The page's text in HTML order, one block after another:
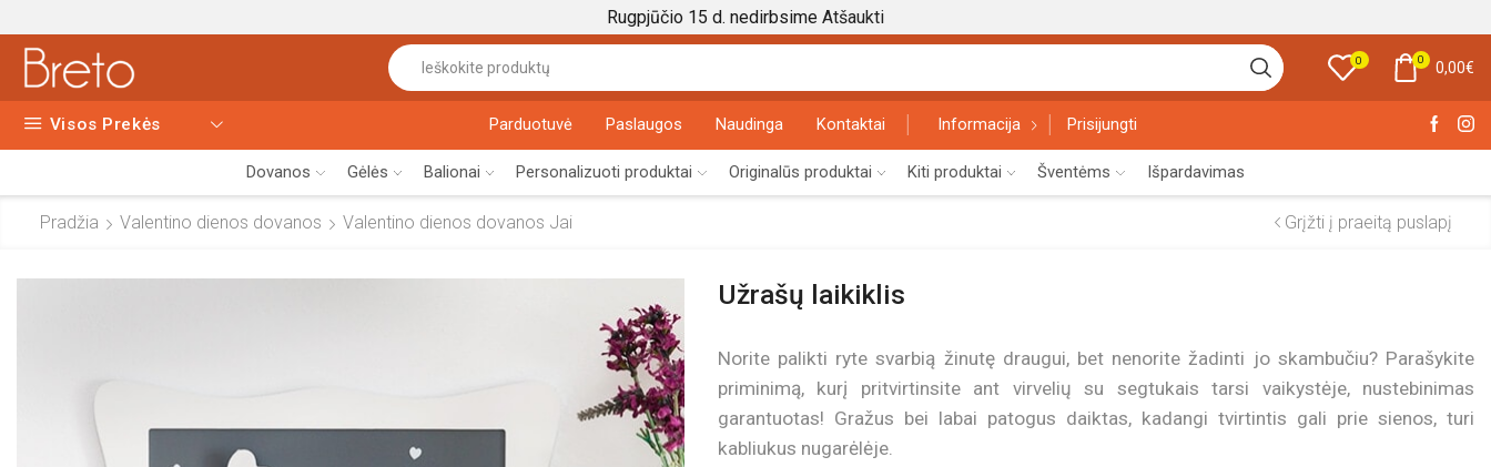
Rugpjūčio 15 d. nedirbsime Atšaukti
input
0 0 0,00€
Visos Prekės Parduotuvė Paslaugos Naudinga Kontaktai Informacija Prisijungti
Dovanos Gėlės Balionai Personalizuoti produktai Originalūs produktai Kiti produktai Šventėms Išpardavimas
Pradžia Valentino dienos dovanos Valentino dienos dovanos Jai Grįžti į praeitą puslapį
Užrašų laikiklis
Norite palikti ryte svarbią žinutę draugui, bet nenorite žadinti jo skambučiu? Parašykite
priminimą, kurį pritvirtinsite ant virvelių su segtukais tarsi vaikystėje, nustebinimas
garantuotas! Gražus bei labai patogus daiktas, kadangi tvirtintis gali prie sienos, turi
kabliukus nugarėlėje.